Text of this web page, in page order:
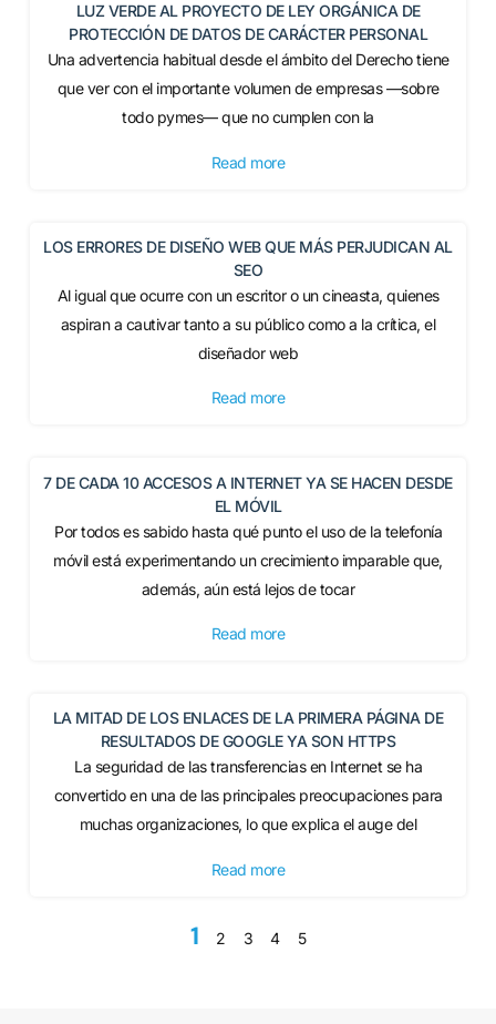
LUZ VERDE AL PROYECTO DE LEY ORGÁNICA DE
PROTECCIÓN DE DATOS DE CARÁCTER PERSONAL
Una advertencia habitual desde el ámbito del Derecho tiene
que ver con el importante volumen de empresas —sobre
todo pymes— que no cumplen con la
Read more
LOS ERRORES DE DISEÑO WEB QUE MÁS PERJUDICAN AL
SEO
Al igual que ocurre con un escritor o un cineasta, quienes
aspiran a cautivar tanto a su público como a la crítica, el
diseñador web
Read more
7 DE CADA 10 ACCESOS A INTERNET YA SE HACEN DESDE
EL MÓVIL
Por todos es sabido hasta qué punto el uso de la telefonía
móvil está experimentando un crecimiento imparable que,
además, aún está lejos de tocar
Read more
LA MITAD DE LOS ENLACES DE LA PRIMERA PÁGINA DE
RESULTADOS DE GOOGLE YA SON HTTPS
La seguridad de las transferencias en Internet se ha
convertido en una de las principales preocupaciones para
muchas organizaciones, lo que explica el auge del
Read more
1 2 3 4 5